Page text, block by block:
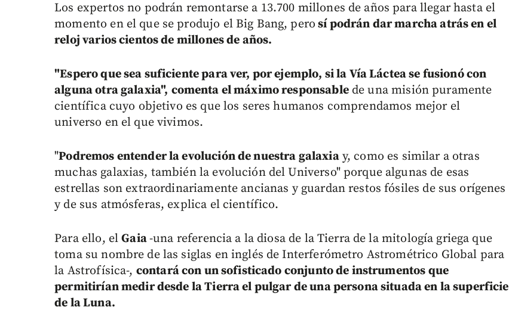
Los expertos no podrán remontarse a 13.700 millones de años para llegar hasta el
momento en el que se produjo el Big Bang, pero sí podrán dar marcha atrás en el
reloj varios cientos de millones de años.
"Espero que sea suficiente para ver, por ejemplo, si la Vía Láctea se fusionó con
alguna otra galaxia", comenta el máximo responsablede una misión puramente
científica cuyo objetivo es que los seres humanos comprendamos mejor el
universo en el que vivimos.
"Podremos entender la evolución de nuestra galaxiay, como es similar a otras
muchas galaxias, también la evolución del Universo" porque algunas de esas
estrellas son extraordinariamente ancianas y guardan restos fósiles de sus orígenes
y de sus atmósferas, explica el científico.
Para ello, elGaia-una referencia a la diosa de la Tierra de la mitología griega que
toma su nombre de las siglas en inglés de Interferómetro Astrométrico Global para
la Astrofísica-, contará con un sofisticado conjunto de instrumentos que
permitirían medir desde la Tierra el pulgar de una persona situada en la superficie
de la Luna.